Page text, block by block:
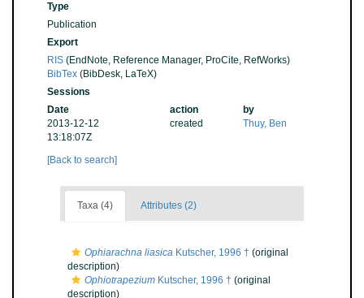
Type
Publication
Export
RIS (EndNote, Reference Manager, ProCite, RefWorks)
BibTex (BibDesk, LaTeX)
Sessions
Date
action
by
2013-12-12
13:18:07Z
created Thuy, Ben
[Back to search]
Taxa (4) Attributes (2)
Ophiarachna liasica Kutscher, 1996 † (original
description)
Ophiotrapezium Kutscher, 1996 † (original
description)